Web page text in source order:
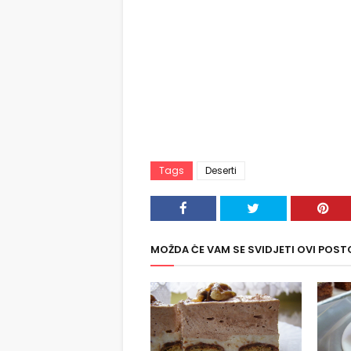
Tags Deserti
MOŽDA ĆE VAM SE SVIDJETI OVI